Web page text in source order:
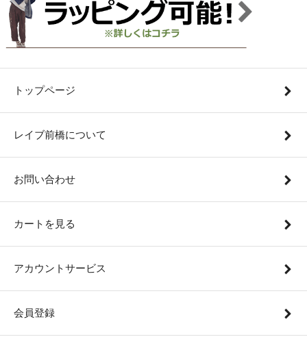
トップページ
レイブ前橋について
お問い合わせ
カートを見る
アカウントサービス
会員登録